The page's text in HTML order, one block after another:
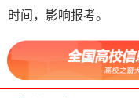
时间，影响报考。